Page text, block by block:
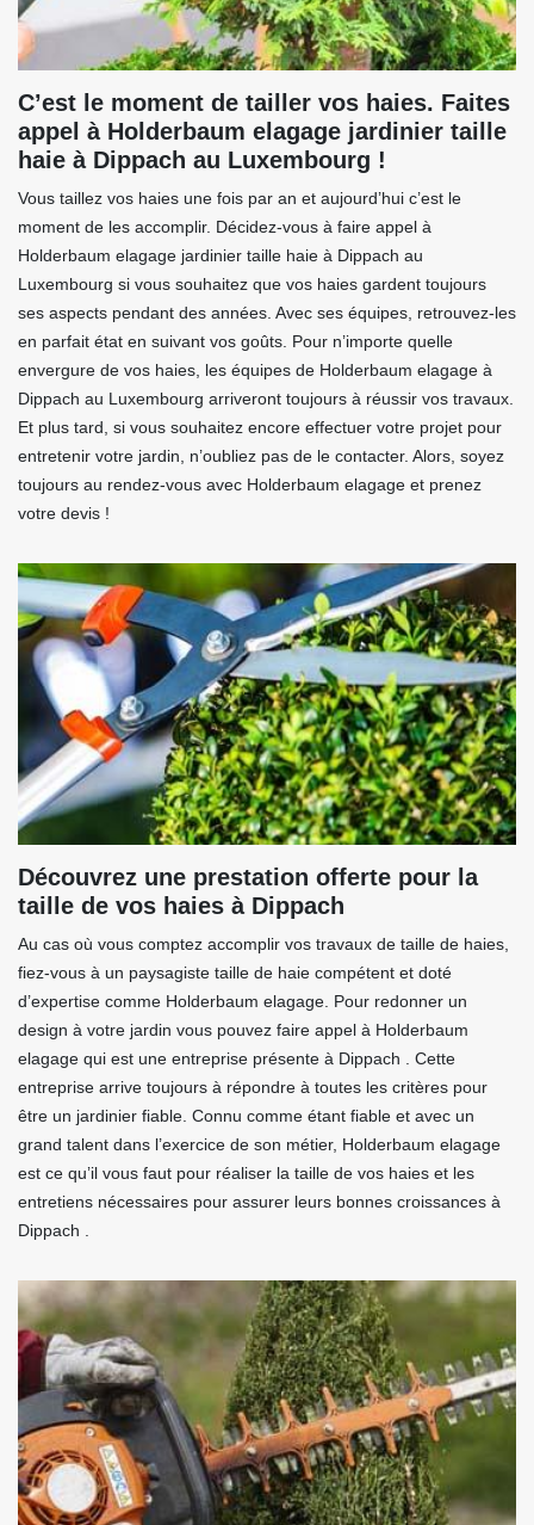
C’est le moment de tailler vos haies. Faites
appel à Holderbaum elagage jardinier taille
haie à Dippach au Luxembourg !
Vous taillez vos haies une fois par an et aujourd’hui c’est le
moment de les accomplir. Décidez-vous à faire appel à
Holderbaum elagage jardinier taille haie à Dippach au
Luxembourg si vous souhaitez que vos haies gardent toujours
ses aspects pendant des années. Avec ses équipes, retrouvez-les
en parfait état en suivant vos goûts. Pour n’importe quelle
envergure de vos haies, les équipes de Holderbaum elagage à
Dippach au Luxembourg arriveront toujours à réussir vos travaux.
Et plus tard, si vous souhaitez encore effectuer votre projet pour
entretenir votre jardin, n’oubliez pas de le contacter. Alors, soyez
toujours au rendez-vous avec Holderbaum elagage et prenez
votre devis !
Découvrez une prestation offerte pour la
taille de vos haies à Dippach
Au cas où vous comptez accomplir vos travaux de taille de haies,
fiez-vous à un paysagiste taille de haie compétent et doté
d’expertise comme Holderbaum elagage. Pour redonner un
design à votre jardin vous pouvez faire appel à Holderbaum
elagage qui est une entreprise présente à Dippach . Cette
entreprise arrive toujours à répondre à toutes les critères pour
être un jardinier fiable. Connu comme étant fiable et avec un
grand talent dans l’exercice de son métier, Holderbaum elagage
est ce qu’il vous faut pour réaliser la taille de vos haies et les
entretiens nécessaires pour assurer leurs bonnes croissances à
Dippach .